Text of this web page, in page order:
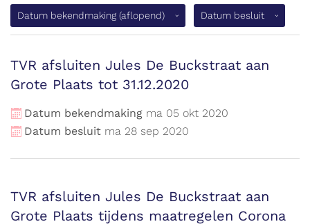
content
Datum bekendmaking (aflopend) Datum besluit(aflopend)
TVR afsluiten Jules De Buckstraat aan
Grote Plaats tot 31.12.2020
Datum bekendmaking ma 05 okt 2020
Datum besluit ma 28 sep 2020
TVR afsluiten Jules De Buckstraat aan
Grote Plaats tijdens maatregelen Corona